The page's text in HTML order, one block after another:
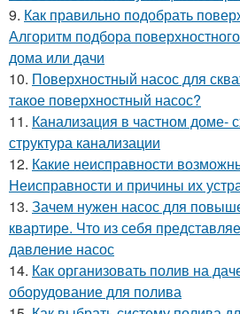
9. Как правильно подобрать
Алгоритм подбора
дома или дачи
10. Поверхностный насос для
такое поверхностный насос?
11. Канализация в частном доме-
структура канализации
12. Какие неисправности
Неисправности и причины их
13. Зачем нужен насос для
квартире. Что из себя
давление насос
14. Как организовать полив на
оборудование для полива